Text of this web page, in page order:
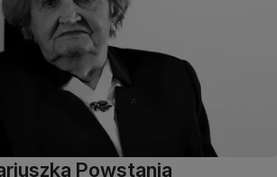
Powstania